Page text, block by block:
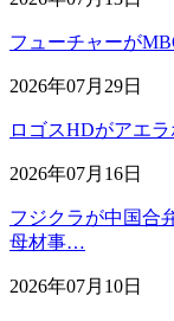
フューチャーが
2026年07月29日
ロゴスHDがアエ
2026年07月16日
フジクラが中国合
母材事…
2026年07月10日